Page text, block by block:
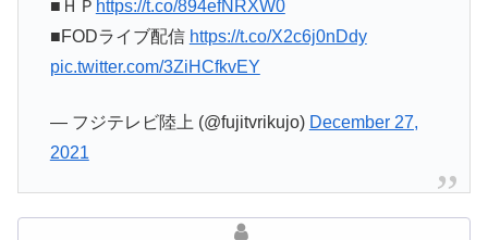
■ＨＰ https://t.co/894efNRXW0
■FODライブ配信 https://t.co/X2c6j0nDdy
pic.twitter.com/3ZiHCfkvEY
— フジテレビ陸上 (@fujitvrikujo) December 27,
2021